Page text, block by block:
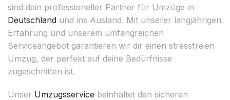
sind dein professioneller Partner für Umzüge in
Deutschland und ins Ausland. Mit unserer langjährigen
Erfahrung und unserem umfangreichen
Serviceangebot garantieren wir dir einen stressfreien
Umzug, der perfekt auf deine Bedürfnisse
zugeschnitten ist.
Unser Umzugsservice beinhaltet den sicheren